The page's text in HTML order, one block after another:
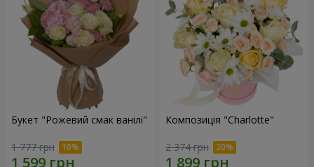
Букет "Рожевий смак ванілі"
1 777 грн
Композиція "Charlotte"
2 374 грн